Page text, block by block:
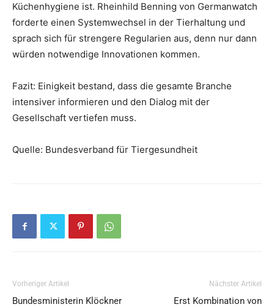
Küchenhygiene ist. Rheinhild Benning von Germanwatch
forderte einen Systemwechsel in der Tierhaltung und
sprach sich für strengere Regularien aus, denn nur dann
würden notwendige Innovationen kommen.
Fazit: Einigkeit bestand, dass die gesamte Branche
intensiver informieren und den Dialog mit der
Gesellschaft vertiefen muss.
Quelle: Bundesverband für Tiergesundheit
Vorheriger Artikel
Bundesministerin Klöckner
Nächster Artikel
Erst Kombination von